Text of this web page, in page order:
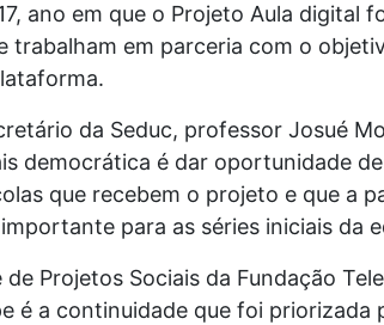
ano em que o Projeto Aula digital
trabalham em parceria com o
da Seduc, professor Josué
democrática é dar oportunidade
que recebem o projeto e que a
para as séries iniciais da
de Projetos Sociais da Fundação
é a continuidade que foi